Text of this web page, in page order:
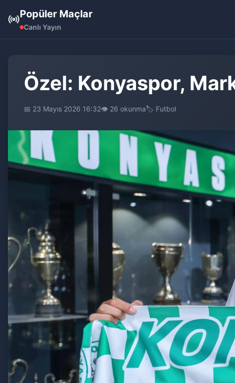
Popüler Maçlar
Canlı Yayın
Özel: Konyaspor,
📅 23 Mayıs 2026 16:32👁️ 26 okunma🏷️ Futbol